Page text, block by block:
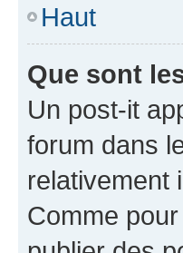
Haut
Que sont
Un post-it
forum dans
relativement
Comme